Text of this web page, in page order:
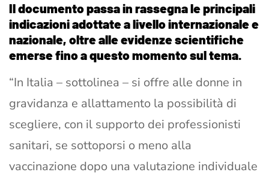
Il documento passa in rassegna le principali
indicazioni adottate a livello internazionale e
nazionale, oltre alle evidenze scientifiche
emerse fino a questo momento sul tema.
“In Italia – sottolinea – si offre alle donne in
gravidanza e allattamento la possibilità di
scegliere, con il supporto dei professionisti
sanitari, se sottoporsi o meno alla
vaccinazione dopo una valutazione individuale